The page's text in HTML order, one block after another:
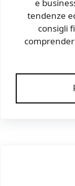
e
tendenze
consigli